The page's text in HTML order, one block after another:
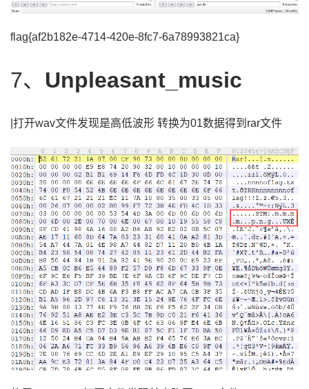
flag{af2b182e-4714-420e-8fc7-6a78993821ca}
7、 Unpleasant_music
打开wav文件发现是高低波形 转换为01数据得到 rar文件